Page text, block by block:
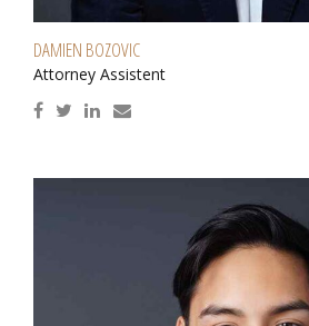
DAMIEN BOZOVIC
Attorney Assistent